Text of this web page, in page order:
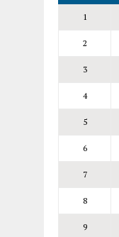
1
2
3
4
5
6
7
8
9